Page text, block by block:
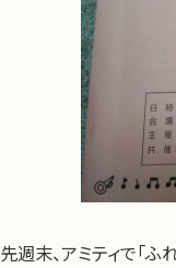
先週末、アミティで「